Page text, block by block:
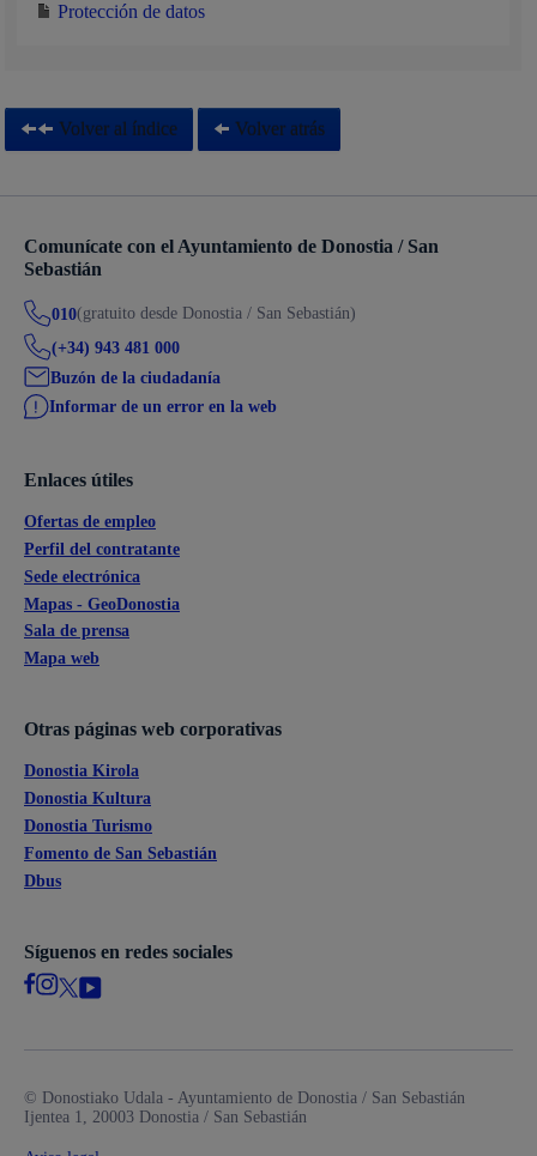
Protección de datos
Volver al índice Volver atrás
Comunícate con el Ayuntamiento de Donostia / San
Sebastián
010(gratuito desde Donostia / San Sebastián)
(+34) 943 481 000
Buzón de la ciudadanía
Informar de un error en la web
Enlaces útiles
Ofertas de empleo
Perfil del contratante
Sede electrónica
Mapas - GeoDonostia
Sala de prensa
Mapa web
Otras páginas web corporativas
Donostia Kirola
Donostia Kultura
Donostia Turismo
Fomento de San Sebastián
Dbus
Síguenos en redes sociales
© Donostiako Udala - Ayuntamiento de Donostia / San Sebastián
Ijentea 1, 20003 Donostia / San Sebastián